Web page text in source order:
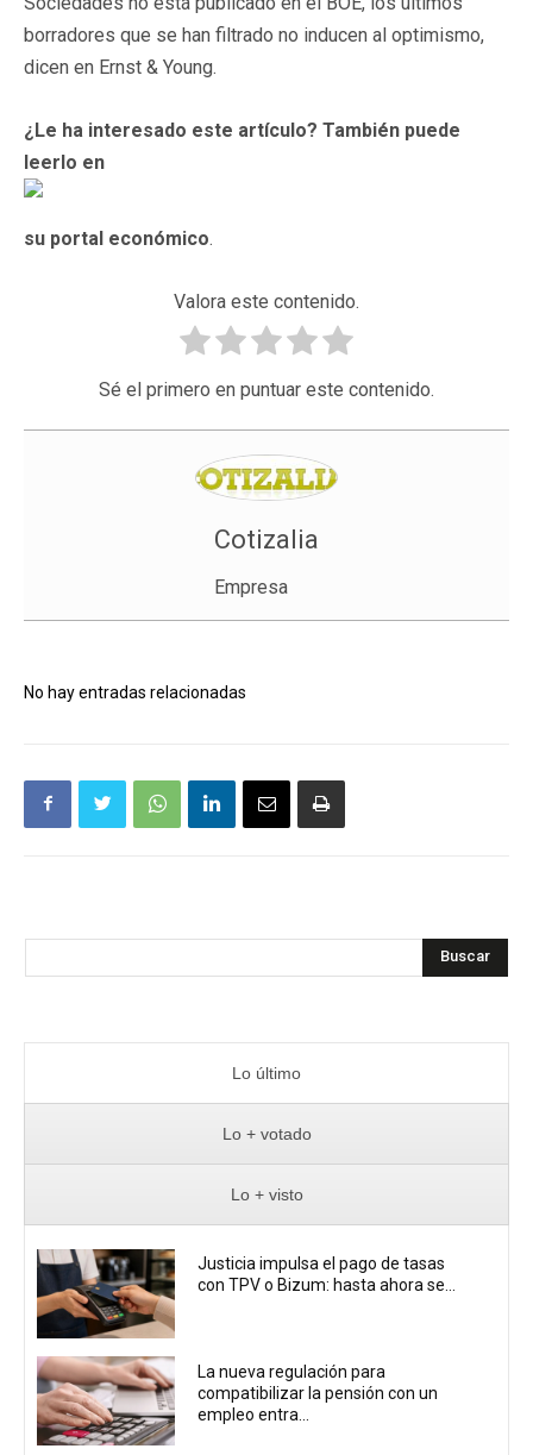
borradores que se han filtrado no inducen al optimismo,
dicen en Ernst & Young.
¿Le ha interesado este artículo? También puede
leerlo en
su portal económico.
Valora este contenido.
Sé el primero en puntuar este contenido.
Cotizalia
Empresa
No hay entradas relacionadas
Buscar
Lo último
Lo + votado
Lo + visto
Justicia impulsa el pago de tasas
con TPV o Bizum: hasta ahora se...
La nueva regulación para
compatibilizar la pensión con un
empleo entra...